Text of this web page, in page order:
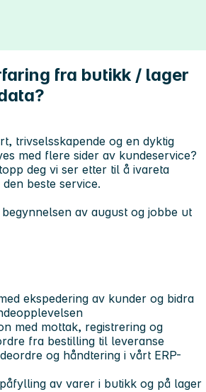
fra butikk / lager
trivselsskapende og en dyktig
med flere sider av kundeservice?
deg vi ser etter til å ivareta
beste service.
av august og jobbe ut
ekspedering av kunder og bidra
med mottak, registrering og
fra bestilling til leveranse
og håndtering i vårt ERP-
av varer i butikk og på lager